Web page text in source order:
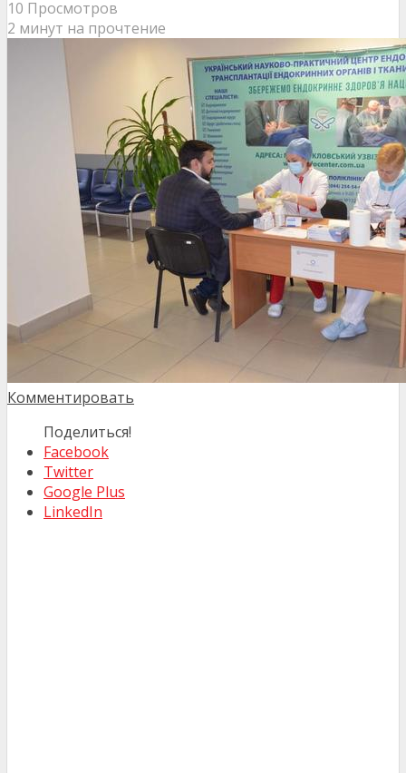
10 Просмотров
2 минут на прочтение
Комментировать
Поделиться!
Facebook
Twitter
Google Plus
LinkedIn